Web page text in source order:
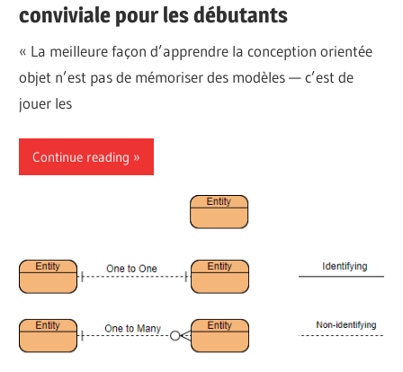
conviviale pour les débutants
« La meilleure façon d’apprendre la conception orientée
objet n’est pas de mémoriser des modèles — c’est de
jouer les
Continue reading